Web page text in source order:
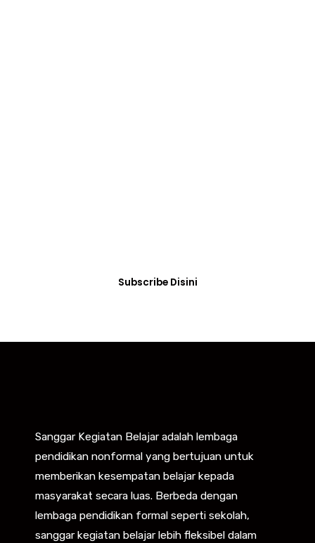
Subscribe Disini
Sanggar Kegiatan Belajar adalah lembaga
pendidikan nonformal yang bertujuan untuk
memberikan kesempatan belajar kepada
masyarakat secara luas. Berbeda dengan
lembaga pendidikan formal seperti sekolah,
sanggar kegiatan belajar lebih fleksibel dalam